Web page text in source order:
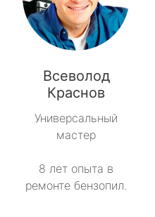
Всеволод
Краснов
Универсальный
мастер
8 лет опыта в
ремонте бензопил.